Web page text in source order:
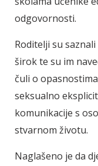
odgovornosti.
Roditelji su
širok te su im
čuli o
seksualno
komunikacije s
stvarnom životu.
Naglašeno je da